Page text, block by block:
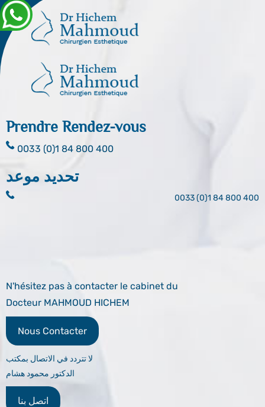
Prendre Rendez-vous
0033 (0)1 84 800 400
تحديد موعد
0033 (0)1 84 800 400
N'hésitez pas à contacter le cabinet du
Docteur MAHMOUD HICHEM
Nous Contacter
لا تتردد في الاتصال بمكتب
الدكتور محمود هشام
اتصل بنا